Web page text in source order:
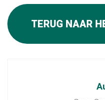
TERUG NAAR